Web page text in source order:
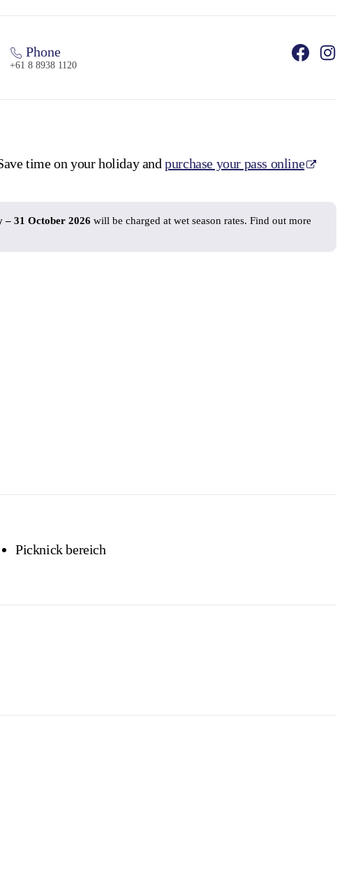
Phone
+61 8 8938 1120
time on your holiday andpurchase your pass online
– 31 October 2026 will be charged at wet season rates. Find out more
Picknick bereich